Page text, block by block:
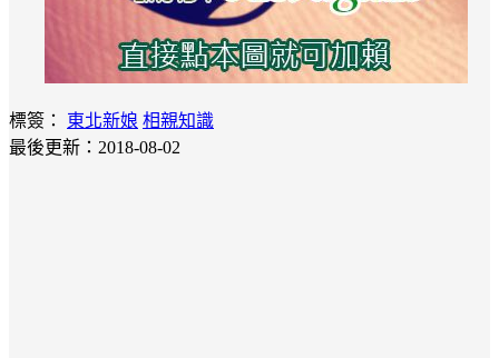
標簽： 東北新娘 相親知識
最後更新：2018-08-02